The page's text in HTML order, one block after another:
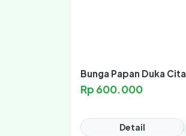
Bunga Papan Duka Cita
Rp 600.000
Detail